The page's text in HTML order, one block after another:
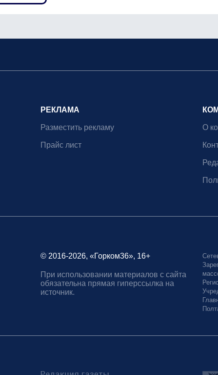
РЕКЛАМА
Разместить рекламу
Прайс лист
О
© 2016-2026, «Горком36», 16+
При использовании материалов с сайта
обязательна прямая гиперссылка на
источник.